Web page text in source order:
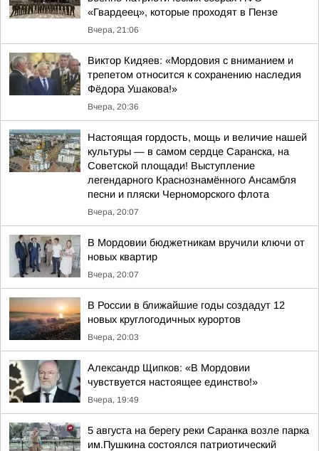
«Гвардеец», которые проходят в Пензе
Вчера, 21:06
Виктор Кидяев: «Мордовия с вниманием и
трепетом относится к сохранению наследия
Фёдора Ушакова!»
Вчера, 20:36
Настоящая гордость, мощь и величие нашей
культуры — в самом сердце Саранска, на
Советской площади! Выступление
легендарного Краснознамённого Ансамбля
песни и пляски Черноморского флота
Вчера, 20:07
В Мордовии бюджетникам вручили ключи от
новых квартир
Вчера, 20:07
В России в ближайшие годы создадут 12
новых круглогодичных курортов
Вчера, 20:03
Александр Щипков: «В Мордовии
чувствуется настоящее единство!»
Вчера, 19:49
5 августа на берегу реки Саранка возле парка
им.Пушкина состоялся патриотический